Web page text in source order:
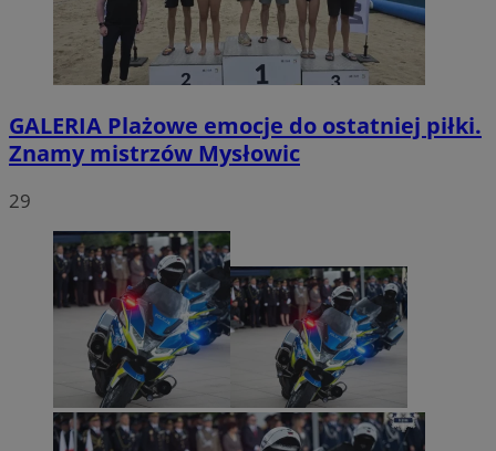
GALERIA Plażowe emocje do ostatniej piłki.
Znamy mistrzów Mysłowic
29